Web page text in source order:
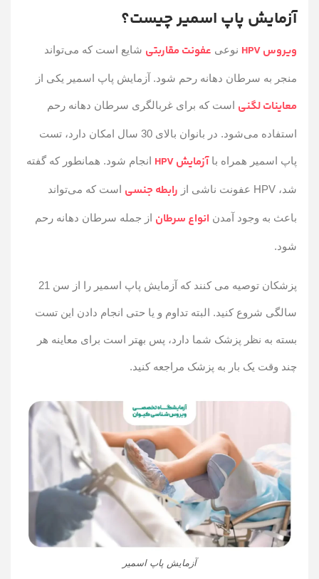
آزمایش پاپ اسمیر چیست؟
ویروس HPV نوعی عفونت مقاربتی شایع است که می‌تواند
منجر به سرطان دهانه رحم شود. آزمایش پاپ اسمیر یکی از
معاینات لگنی است که برای غربالگری سرطان دهانه رحم
استفاده می‌شود. در بانوان بالای 30 سال امکان دارد، تست
پاپ اسمیر همراه باآزمایش HPV انجام شود. همانطور که گفته
شد، HPV عفونت ناشی از رابطه جنسی است که می‌تواند
باعث به وجود آمدن انواع سرطان از جمله سرطان دهانه رحم
شود.
پزشکان توصیه می کنند که آزمایش پاپ اسمیر را از سن 21
سالگی شروع کنید. البته تداوم و یا حتی انجام دادن این تست
بسته به نظر پزشک شما دارد، پس بهتر است برای معاینه هر
چند وقت یک بار به پزشک مراجعه کنید.
آزمایش پاپ اسمیر